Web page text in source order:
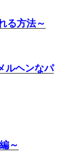
る方法～
ルヘンなパ
～